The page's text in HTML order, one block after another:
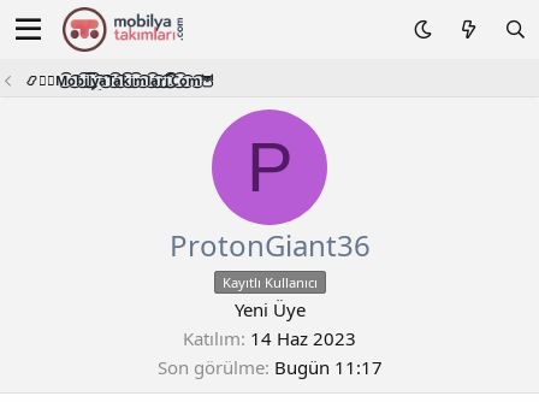
📿🧙‍♂️M͜͡o͜͡b͜͡i͜͡l͜͡y͜͡a͜͡T͜͡a͜͡k͜͡i͜͡m͜͡l͜͡a͜͡r͜͡i͜͡.͜͡C͜͡o͜͡m͜͡🦉
P
ProtonGiant36
Kayıtlı Kullanıcı
Yeni Üye
Katılım 14 Haz 2023
Son görülme Bugün 11:17